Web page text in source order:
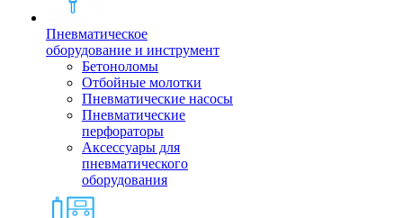
Пневматическое
оборудование и инструмент
Бетоноломы
Отбойные молотки
Пневматические насосы
Пневматические
перфораторы
Аксессуары для
пневматического
оборудования